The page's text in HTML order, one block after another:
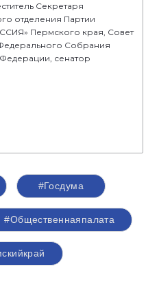
Секретаря
отделения Партии
Пермского края, Совет
Собрания
сенатор
#Госдума
#Общественнаяпалата